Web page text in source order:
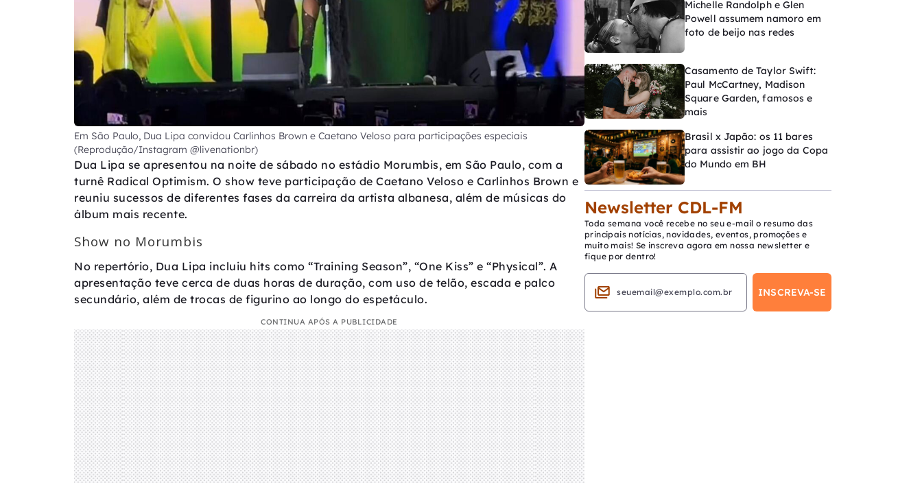
Em São Paulo, Dua Lipa convidou Carlinhos Brown e Caetano Veloso para participações especiais
(Reprodução/Instagram @livenationbr)
Dua Lipa se apresentou na noite de sábado no estádio Morumbis, em São Paulo, com a
turnê Radical Optimism. O show teve participação de Caetano Veloso e Carlinhos Brown e
reuniu sucessos de diferentes fases da carreira da artista albanesa, além de músicas do
álbum mais recente.
Show no Morumbis
No repertório, Dua Lipa incluiu hits como “Training Season”, “One Kiss” e “Physical”. A
apresentação teve cerca de duas horas de duração, com uso de telão, escada e palco
secundário, além de trocas de figurino ao longo do espetáculo.
CONTINUA APÓS A PUBLICIDADE
Michelle Randolph e Glen
Powell assumem namoro em
foto de beijo nas redes
Casamento de Taylor Swift:
Paul McCartney, Madison
Square Garden, famosos e
mais
Brasil x Japão: os 11 bares
para assistir ao jogo da Copa
do Mundo em BH
Newsletter CDL-FM
Toda semana você recebe no seu e-mail o resumo das
principais notícias, novidades, eventos, promoções e
muito mais! Se inscreva agora em nossa newsletter e
fique por dentro!